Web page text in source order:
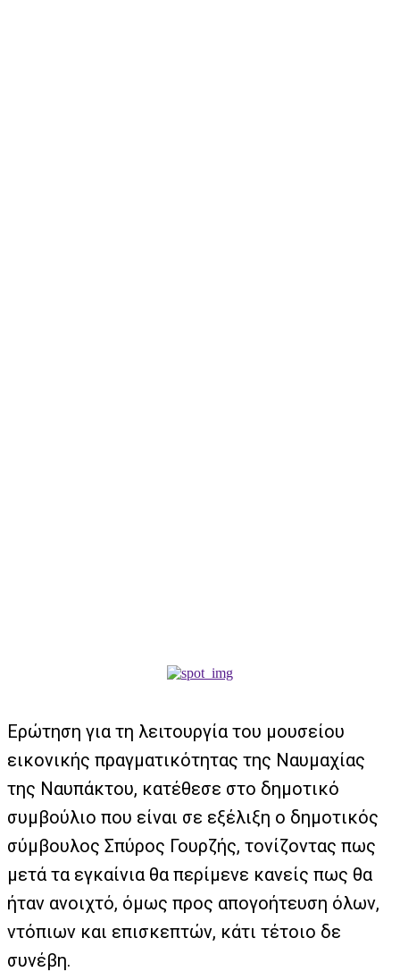
Ερώτηση για τη λειτουργία του μουσείου
εικονικής πραγματικότητας της Ναυμαχίας
της Ναυπάκτου, κατέθεσε στο δημοτικό
συμβούλιο που είναι σε εξέλιξη ο δημοτικός
σύμβουλος Σπύρος Γουρζής, τονίζοντας πως
μετά τα εγκαίνια θα περίμενε κανείς πως θα
ήταν ανοιχτό, όμως προς απογοήτευση όλων,
ντόπιων και επισκεπτών, κάτι τέτοιο δε
συνέβη.